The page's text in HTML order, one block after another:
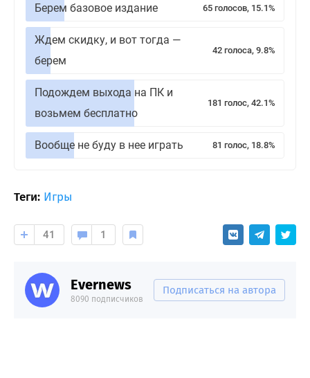
Берем базовое издание 65 голосов, 15.1%
Ждем скидку, и вот тогда —
берем
42 голоса, 9.8%
Подождем выхода на ПК и
возьмем бесплатно
181 голос, 42.1%
Вообще не буду в нее играть 81 голос, 18.8%
Теги: Игры
41 1
Evernews
8090 подписчиков
Подписаться на автора